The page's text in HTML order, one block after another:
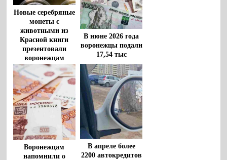
Новые серебряные
монеты с
животными из
Красной книги
презентовали
воронежцам
В июне 2026 года
воронежцы подали
17,54 тыс
заявлений на
самозапрет
кредитов
Воронежцам
напомнили о
В апреле более
2200 автокредитов